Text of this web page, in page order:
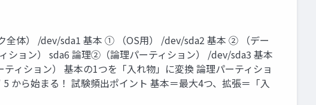
全体） /dev/sda1 基本 ① （OS用） /dev/sda2 基本 ② （デー
ション） sda6 論理②（論理パーティション） /dev/sda3 基本
ィション） 基本の1つを「入れ物」に変換 論理パーティショ
から始まる！ 試験頻出ポイント 基本＝最大4つ、拡張＝「入